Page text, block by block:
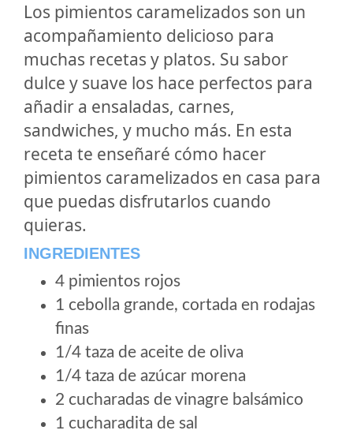
Los pimientos caramelizados son un
acompañamiento delicioso para
muchas recetas y platos. Su sabor
dulce y suave los hace perfectos para
añadir a ensaladas, carnes,
sandwiches, y mucho más. En esta
receta te enseñaré cómo hacer
pimientos caramelizados en casa para
que puedas disfrutarlos cuando
quieras.
INGREDIENTES
4 pimientos rojos
1 cebolla grande, cortada en rodajas
finas
1/4 taza de aceite de oliva
1/4 taza de azúcar morena
2 cucharadas de vinagre balsámico
1 cucharadita de sal